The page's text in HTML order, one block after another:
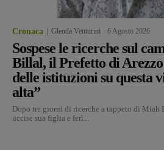
Cronaca Glenda Venturini 6 Agosto 2026
Sospese le ricerche sul
Billal, il Prefetto di
delle istituzioni su questa
alta”
Dopo tre giorni di ricerche a tappeto di Miah
uccise sua figlia e ferì...